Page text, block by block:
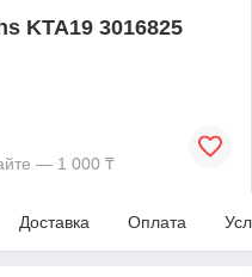
KTA19 3016825
— 1 000 ₸
Доставка Оплата